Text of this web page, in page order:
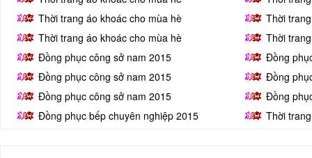
Thời trang áo khoác cho mùa hè
Thời
Thời trang áo khoác cho mùa hè
Thời
Đồng phục công sở nam 2015
Đồng
Đồng phục công sở nam 2015
Đồng
Đồng phục công sở nam 2015
Đồng
Đồng phục bếp chuyên nghiệp 2015
Thời